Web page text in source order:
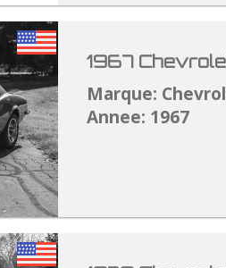
1967
Marque:
Annee: 1967